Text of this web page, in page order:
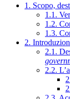
1. Scopo,
1.1.
1.2.
1.3.
2.
2.1.
2.2.